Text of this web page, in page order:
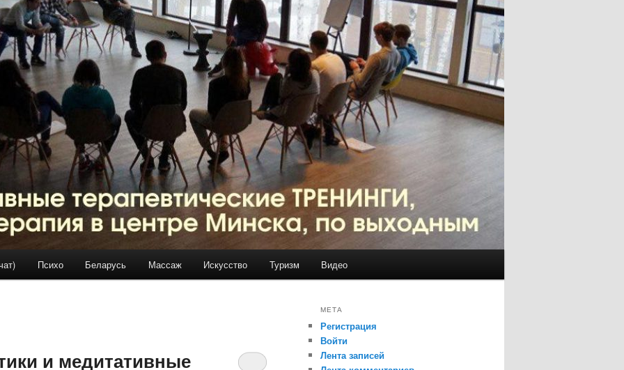
Психо Беларусь Массаж Искусство Туризм Видео
и медитативные
МЕТА
Регистрация
Войти
Лента записей